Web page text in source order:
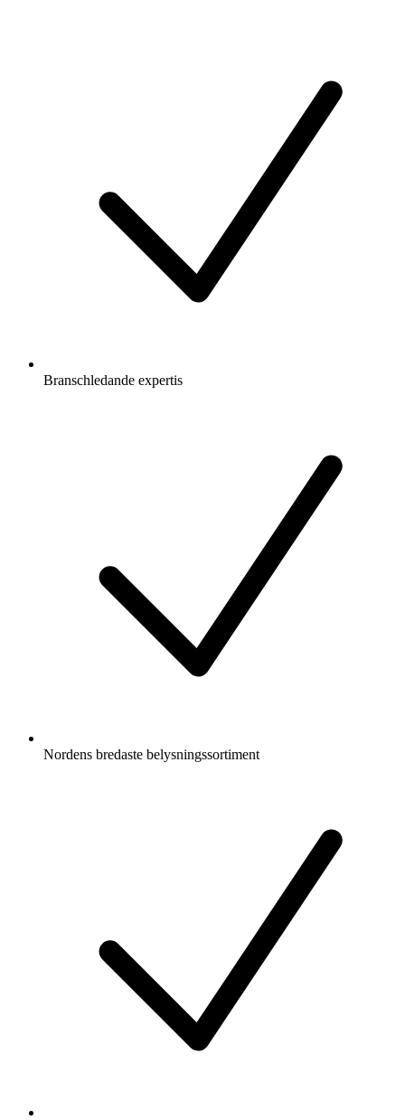
Branschledande expertis
Nordens bredaste belysningssortiment